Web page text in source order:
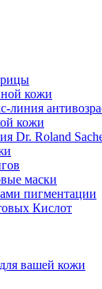
кожи
линия
кожи
Dr. Roland
маски
пигментации
Кислот
вашей кожи